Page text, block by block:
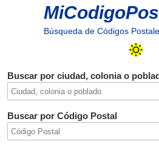
Búsqueda de Códigos
Buscar por ciudad, colonia o
Buscar por Código Postal